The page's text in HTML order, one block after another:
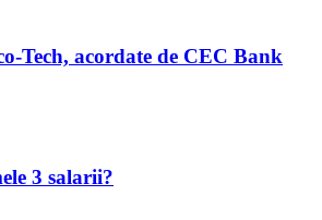
Tech, acordate de CEC Bank
3 salarii?